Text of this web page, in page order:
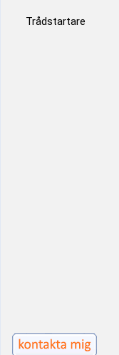
Trådstartare